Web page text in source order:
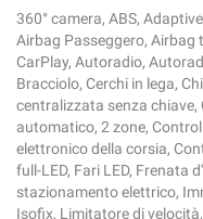
360° camera, ABS,
Airbag Passeggero,
CarPlay, Autoradio,
Bracciolo, Cerchi in lega,
centralizzata senza
automatico, 2 zone,
elettronico della corsia,
full-LED, Fari LED, Frenata
stazionamento elettrico,
Isofix, Limitatore di